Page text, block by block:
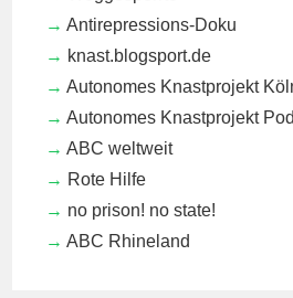
Antirepressions-Doku
knast.blogsport.de
Autonomes Knastprojekt
Autonomes Knastprojekt
ABC weltweit
Rote Hilfe
no prison! no state!
ABC Rhineland